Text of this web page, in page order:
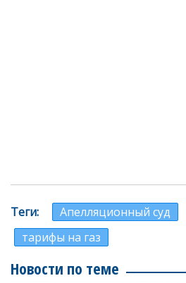
Теги Апелляционный суд
тарифы на газ
Новости по теме